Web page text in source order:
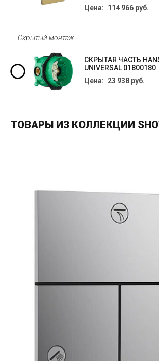
Цена: 114 966 руб.
Скрытый монтаж
СКРЫТАЯ ЧАСТЬ
UNIVERSAL 01800180
Цена: 23 938 руб.
ТОВАРЫ ИЗ КОЛЛЕКЦИИ